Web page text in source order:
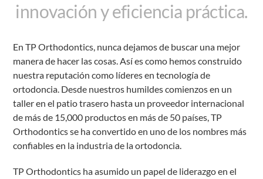
innovación y eficiencia práctica.
En TP Orthodontics, nunca dejamos de buscar una mejor
manera de hacer las cosas. Así es como hemos construido
nuestra reputación como líderes en tecnología de
ortodoncia. Desde nuestros humildes comienzos en un
taller en el patio trasero hasta un proveedor internacional
de más de 15,000 productos en más de 50 países, TP
Orthodontics se ha convertido en uno de los nombres más
confiables en la industria de la ortodoncia.
TP Orthodontics ha asumido un papel de liderazgo en el